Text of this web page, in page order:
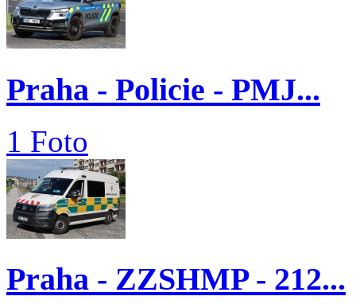
Praha - Policie - PMJ...
1 Foto
Praha - ZZSHMP - 212...